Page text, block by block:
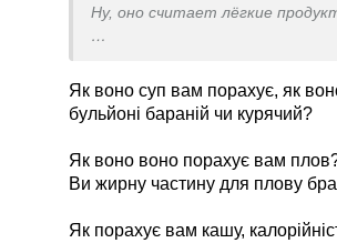
Ну, оно считает лёгкие
Як воно суп вам порахує, як
бульйоні бараній чи курячий?
Як воно воно порахує вам
Ви жирну частину для плову
Як порахує вам кашу,